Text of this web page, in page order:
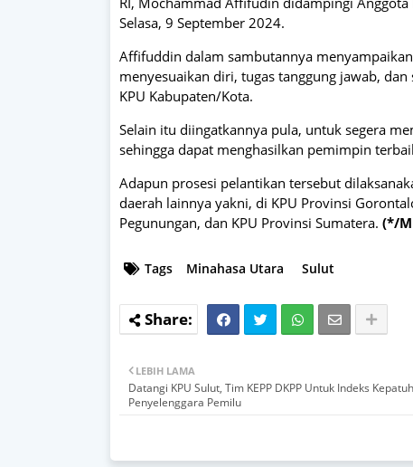
Selasa, 9 September 2024.
Affifuddin dalam sambutannya
menyesuaikan diri, tugas tanggung jawab,
KPU Kabupaten/Kota.
Selain itu diingatkannya pula, untuk segera
sehingga dapat menghasilkan pemimpin
Adapun prosesi pelantikan tersebut
daerah lainnya yakni, di KPU Provinsi
Pegunungan, dan KPU Provinsi Sumatera. (*/
Tags Minahasa Utara Sulut
LEBIH LAMA
Datangi KPU Sulut, Tim KEPP DKPP Untuk Indeks
Penyelenggara Pemilu